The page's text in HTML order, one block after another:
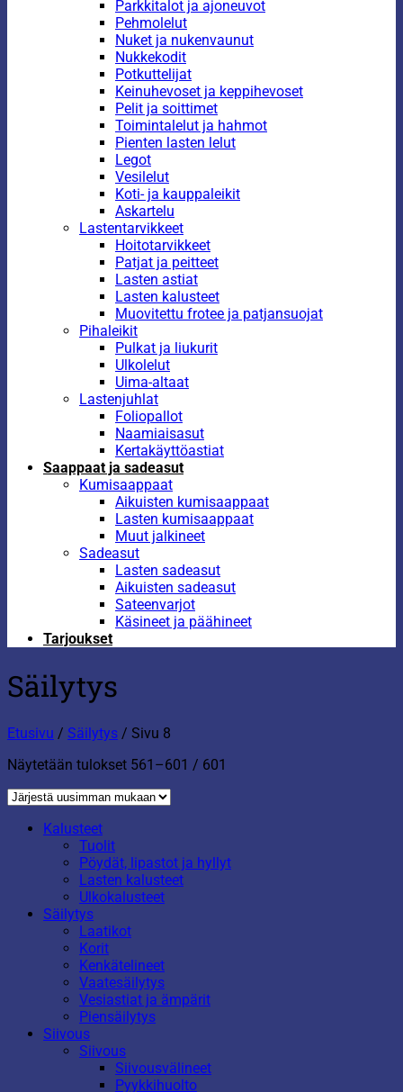
Parkkitalot ja ajoneuvot
Pehmolelut
Nuket ja nukenvaunut
Nukkekodit
Potkuttelijat
Keinuhevoset ja keppihevoset
Pelit ja soittimet
Toimintalelut ja hahmot
Pienten lasten lelut
Legot
Vesilelut
Koti- ja kauppaleikit
Askartelu
Lastentarvikkeet
Hoitotarvikkeet
Patjat ja peitteet
Lasten astiat
Lasten kalusteet
Muovitettu frotee ja patjansuojat
Pihaleikit
Pulkat ja liukurit
Ulkolelut
Uima-altaat
Lastenjuhlat
Foliopallot
Naamiaisasut
Kertakäyttöastiat
Saappaat ja sadeasut
Kumisaappaat
Aikuisten kumisaappaat
Lasten kumisaappaat
Muut jalkineet
Sadeasut
Lasten sadeasut
Aikuisten sadeasut
Sateenvarjot
Käsineet ja päähineet
Tarjoukset
Säilytys
Etusivu / Säilytys / Sivu 8
Näytetään tulokset 561–601 / 601
Kalusteet
Tuolit
Pöydät, lipastot ja hyllyt
Lasten kalusteet
Ulkokalusteet
Säilytys
Laatikot
Korit
Kenkätelineet
Vaatesäilytys
Vesiastiat ja ämpärit
Piensäilytys
Siivous
Siivous
Siivousvälineet
Pyykkihuolto